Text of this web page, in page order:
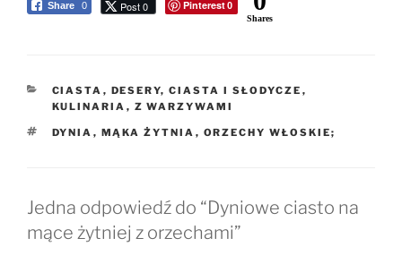
Share 0 Post 0 Pinterest0
Shares
KATEGORIE
CIASTA , DESERY, CIASTA I SŁODYCZE ,
KULINARIA , Z WARZYWAMI
TAGI
DYNIA , MĄKA ŻYTNIA , ORZECHY WŁOSKIE;
Jedna odpowiedź do “Dyniowe ciasto na
mące żytniej z orzechami”